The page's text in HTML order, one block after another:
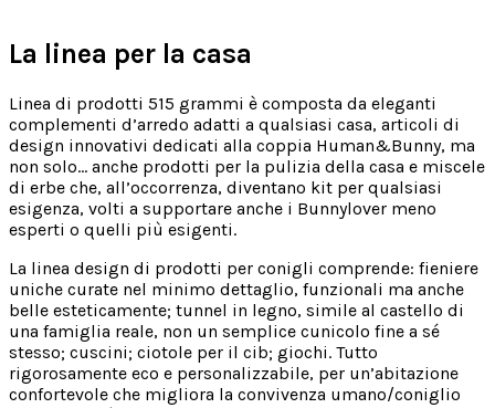
La linea per la casa
Linea di prodotti 515 grammi è composta da eleganti
complementi d’arredo adatti a qualsiasi casa, articoli di
design innovativi dedicati alla coppia Human&Bunny, ma
non solo… anche prodotti per la pulizia della casa e miscele
di erbe che, all’occorrenza, diventano kit per qualsiasi
esigenza, volti a supportare anche i Bunnylover meno
esperti o quelli più esigenti.
La linea design di prodotti per conigli comprende: fieniere
uniche curate nel minimo dettaglio, funzionali ma anche
belle esteticamente; tunnel in legno, simile al castello di
una famiglia reale, non un semplice cunicolo fine a sé
stesso; cuscini; ciotole per il cib; giochi. Tutto
rigorosamente eco e personalizzabile, per un’abitazione
confortevole che migliora la convivenza umano/coniglio